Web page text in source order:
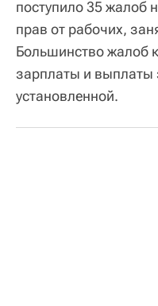
поступило 35 жалоб
прав от рабочих,
Большинство жалоб
зарплаты и выплаты
установленной.